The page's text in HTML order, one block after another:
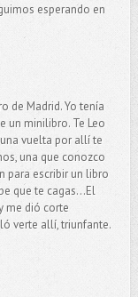
esperando en
de Madrid. Yo tenía
un minilibro. Te Leo
vuelta por allí te
una que conozco
para escribir un libro
que te cagas...El
me dió corte
verte allí, triunfante.